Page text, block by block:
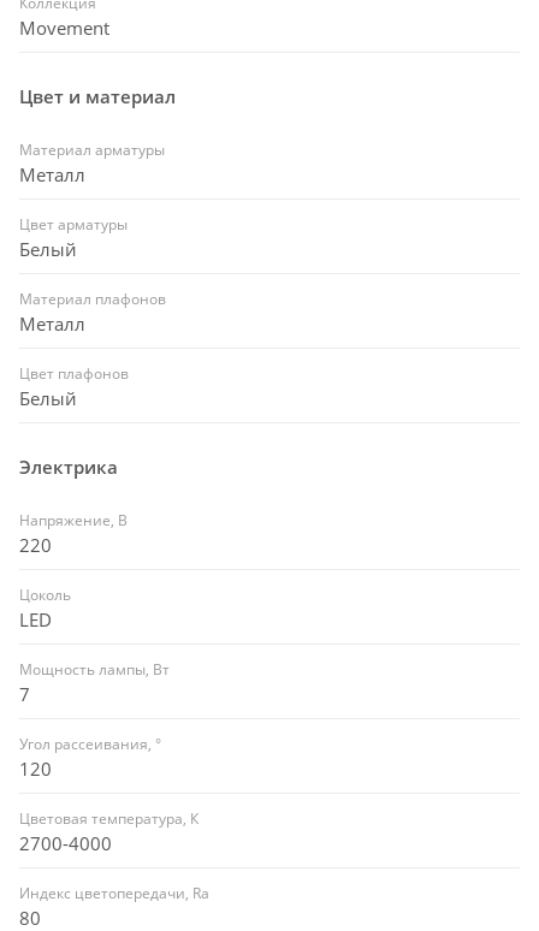
Movement
Цвет и материал
Материал арматуры
Металл
Цвет арматуры
Белый
Материал плафонов
Металл
Цвет плафонов
Белый
Электрика
Напряжение, В
220
Цоколь
LED
Мощность лампы, Вт
7
Угол рассеивания, °
120
Цветовая температура, К
2700-4000
Индекс цветопередачи, Ra
80